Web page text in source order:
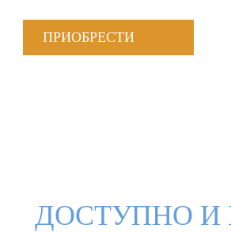
ПРИОБРЕСТИ
ДОСТУПНО И